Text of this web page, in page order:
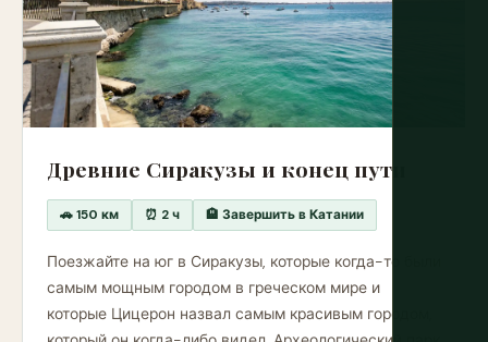
Древние Сиракузы и конец пути
🚗 150 км ⏰ 2 ч 🏨 Завершить в Катании
Поезжайте на юг в Сиракузы, которые когда-то были
самым мощным городом в греческом мире и
которые Цицерон назвал самым красивым городом,